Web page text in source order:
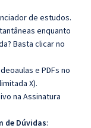
de estudos.
enquanto
Basta clicar no
e PDFs no
X).
na Assinatura
de Dúvidas: